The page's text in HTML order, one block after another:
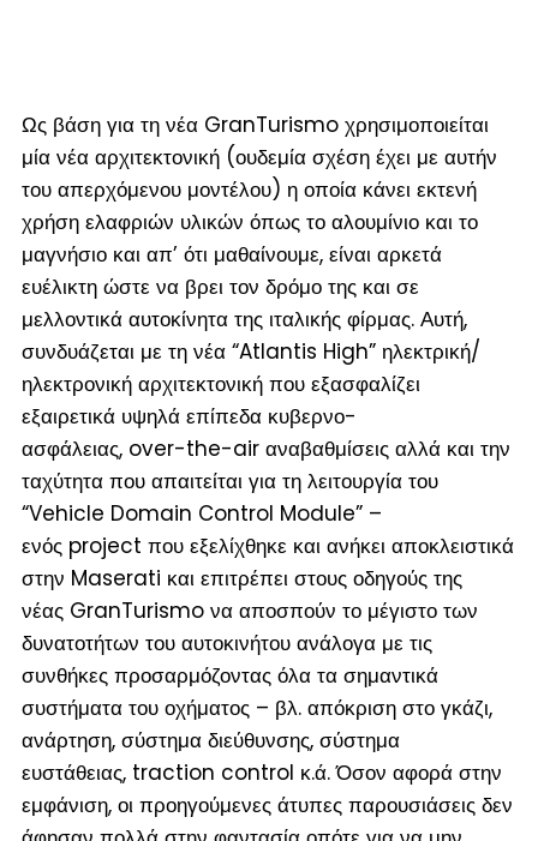
Ως βάση για τη νέα GranTurismo χρησιμοποιείται
μία νέα αρχιτεκτονική (ουδεμία σχέση έχει με αυτήν
του απερχόμενου μοντέλου) η οποία κάνει εκτενή
χρήση ελαφριών υλικών όπως το αλουμίνιο και το
μαγνήσιο και απ’ ότι μαθαίνουμε, είναι αρκετά
ευέλικτη ώστε να βρει τον δρόμο της και σε
μελλοντικά αυτοκίνητα της ιταλικής φίρμας. Αυτή,
συνδυάζεται με τη νέα “Atlantis High” ηλεκτρική/
ηλεκτρονική αρχιτεκτονική που εξασφαλίζει
εξαιρετικά υψηλά επίπεδα κυβερνο-
ασφάλειας, over-the-air αναβαθμίσεις αλλά και την
ταχύτητα που απαιτείται για τη λειτουργία του
“Vehicle Domain Control Module” –
ενός project που εξελίχθηκε και ανήκει αποκλειστικά
στην Maserati και επιτρέπει στους οδηγούς της
νέας GranTurismo να αποσπούν το μέγιστο των
δυνατοτήτων του αυτοκινήτου ανάλογα με τις
συνθήκες προσαρμόζοντας όλα τα σημαντικά
συστήματα του οχήματος – βλ. απόκριση στο γκάζι,
ανάρτηση, σύστημα διεύθυνσης, σύστημα
ευστάθειας, traction control κ.ά. Όσον αφορά στην
εμφάνιση, οι προηγούμενες άτυπες παρουσιάσεις δεν